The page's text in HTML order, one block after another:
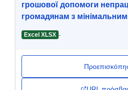
грошової допомоги
громадянам з
Excel XLSX -